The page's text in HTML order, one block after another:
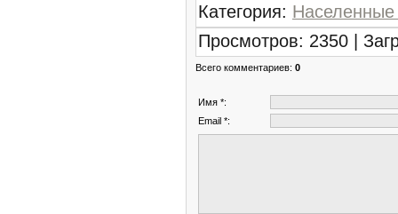
Категория: Населенные
Просмотров: 2350 |
Всего комментариев: 0
Имя *:
Email *: